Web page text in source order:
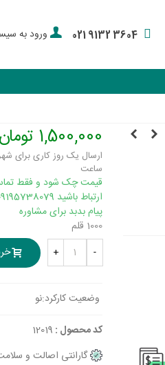
021 9132 3604 ورود به
1,500,000 تومان
ساعت
قیمت چک شود و فقط
پیام بدبد برای مشاوره
1000 قلم
-
+
وضعیت کارکرد:نو
کد محصول : 12019
گارانتی اصالت و